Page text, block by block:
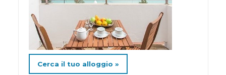
Cerca il tuo alloggio »